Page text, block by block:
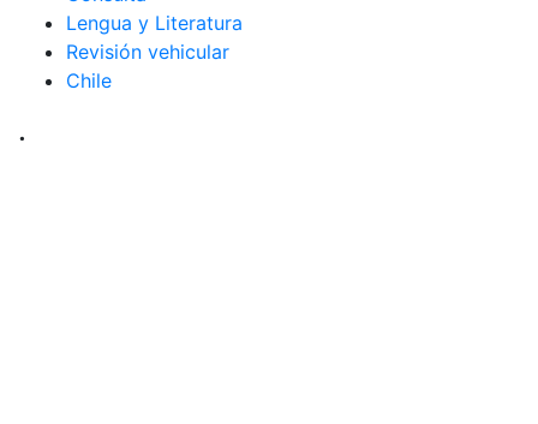
Lengua y Literatura
Revisión vehicular
Chile
.